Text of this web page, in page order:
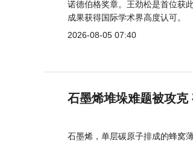
诺德伯格奖章。王劲松是首位获
成果获得国际学术界高度认可。
2026-08-05 07:40
石墨烯堆垛难题被攻
石墨烯，单层碳原子排成的蜂